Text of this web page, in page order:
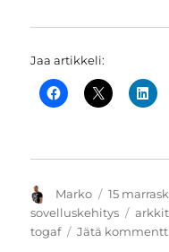
Jaa artikkeli:
Kirjoittaja
Marko Julkaistu
15
sovelluskehitys
togaf
Jätä